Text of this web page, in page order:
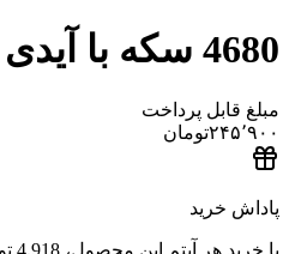
4680 سکه با آیدی زپتو (Zepeto)
مبلغ قابل پرداخت
۲۴۵٬۹۰۰تومان
پاداش خرید
با خرید هر آیتم این محصول، 4,918 تومان